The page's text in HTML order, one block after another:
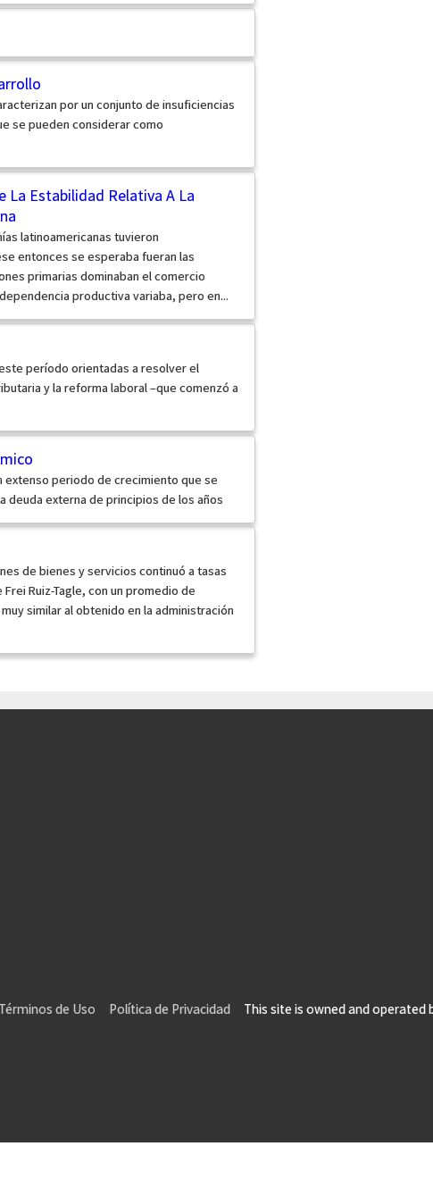
por un conjunto de insuficiencias
se pueden considerar como
La Estabilidad Relativa A La
latinoamericanas tuvieron
entonces se esperaba fueran las
primarias dominaban el comercio
productiva variaba, pero en...
período orientadas a resolver el
y la reforma laboral –que comenzó a
extenso periodo de crecimiento que se
deuda externa de principios de los años
de bienes y servicios continuó a tasas
Ruiz-Tagle, con un promedio de
similar al obtenido en la administración
Términos de Uso Política de Privacidad This site is owned and operated